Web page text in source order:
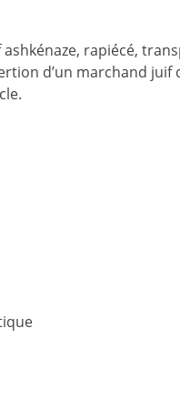
rapiécé,
d’un marchand